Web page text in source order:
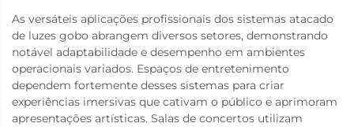
As versáteis aplicações profissionais dos sistemas atacado
de luzes gobo abrangem diversos setores, demonstrando
notável adaptabilidade e desempenho em ambientes
operacionais variados. Espaços de entretenimento
dependem fortemente desses sistemas para criar
experiências imersivas que cativam o público e aprimoram
apresentações artísticas. Salas de concertos utilizam